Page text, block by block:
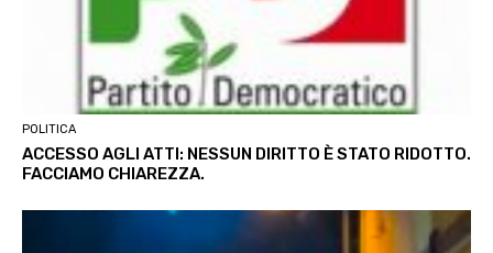
POLITICA
ACCESSO AGLI ATTI: NESSUN DIRITTO È STATO RIDOTTO.
FACCIAMO CHIAREZZA.